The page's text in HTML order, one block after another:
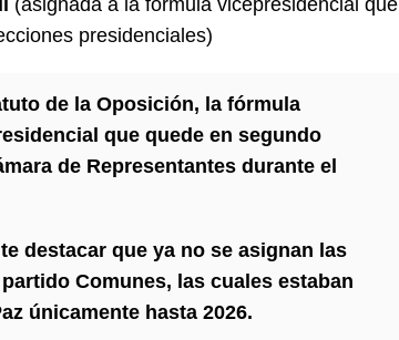
(asignada a la fórmula vicepresidencial que
presidenciales)
de la Oposición, la fórmula
que quede en segundo
de Representantes durante el
destacar que ya no se asignan las
Comunes, las cuales estaban
únicamente hasta 2026.